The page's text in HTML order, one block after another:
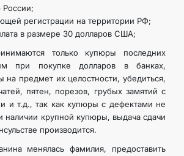
России;
регистрации на территории РФ;
в размере 30 долларов США;
только купюры последних
при покупке долларов в банках,
на предмет их целостности, убедиться,
пятен, порезов, грубых замятий с
и т.д., так как купюры с дефектами не
наличии крупной купюры, выдача сдачи
производится.
менялась фамилия, предоставить